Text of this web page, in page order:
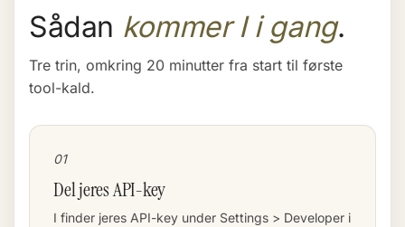
Sådan kommer I i gang.
Tre trin, omkring 20 minutter fra start til første
tool-kald.
01
Del jeres API-key
I finder jeres API-key under Settings > Developer i